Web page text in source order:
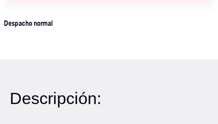
Despacho normal
Descripción: